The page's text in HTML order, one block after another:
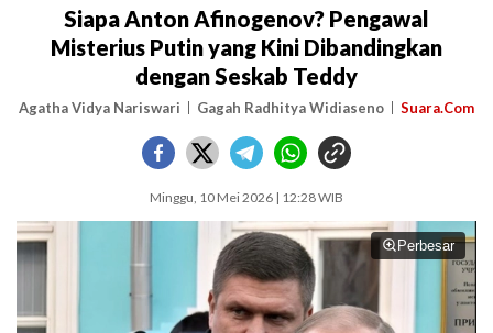
Siapa Anton Afinogenov? Pengawal
Misterius Putin yang Kini Dibandingkan
dengan Seskab Teddy
Agatha Vidya Nariswari Gagah Radhitya Widiaseno Suara.Com
Minggu, 10 Mei 2026 | 12:28 WIB
Perbesar